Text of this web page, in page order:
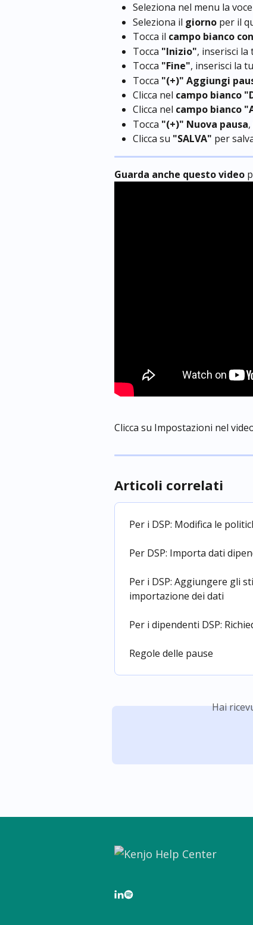
Seleziona nel menu la voce
Seleziona il giorno per il
Tocca il campo bianco
Tocca "Inizio", inserisci la
Tocca "Fine", inserisci la
Tocca "(+)" Aggiungi
Clicca nel campo bianco
Clicca nel campo bianco
Tocca "(+)" Nuova pausa
Clicca su "SALVA" per
Guarda anche questo video
Clicca su Impostazioni nel
Articoli correlati
Per i DSP: Modifica le
Per DSP: Importa dati
Per i DSP: Aggiungere gli
importazione dei dati
Per i dipendenti DSP:
Regole delle pause
Hai